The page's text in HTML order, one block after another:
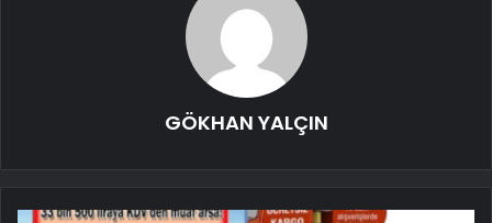
GÖKHAN YALÇIN